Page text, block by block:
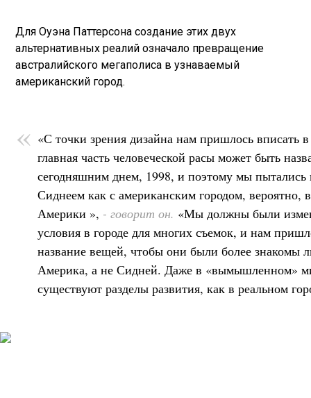
Для Оуэна Паттерсона создание этих двух
альтернативных реалий означало превращение
австралийского мегаполиса в узнаваемый
американский город.
«С точки зрения дизайна нам пришлось вписать
главная часть человеческой расы может быть
сегодняшним днем, 1998, и поэтому мы пытались
Сиднеем как с американским городом, вероятно,
Америки », - говорит он. «Мы должны были
условия в городе для многих съемок, и нам
название вещей, чтобы они были более знакомы
Америка, а не Сидней. Даже в «вымышленном»
существуют разделы развития, как в реальном